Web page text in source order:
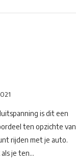
is dit een
ten opzichte van
rijden met je auto.
je ten...